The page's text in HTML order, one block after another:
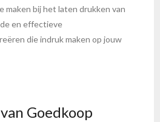
maken bij het laten drukken van
en effectieve
die indruk maken op jouw
Goedkoop